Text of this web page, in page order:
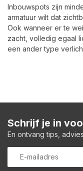
Inbouwspots zijn
armatuur wilt dat
Ook wanneer er te
zacht, volledig egaal
een ander type
Schrijf je in
En ontvang tips,